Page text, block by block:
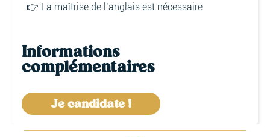
👉 La maîtrise de l’anglais est nécessaire
Informations
complémentaires
Je candidate !